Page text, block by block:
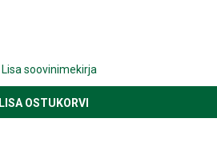
Lisa soovinimekirja
OSTUKORVI